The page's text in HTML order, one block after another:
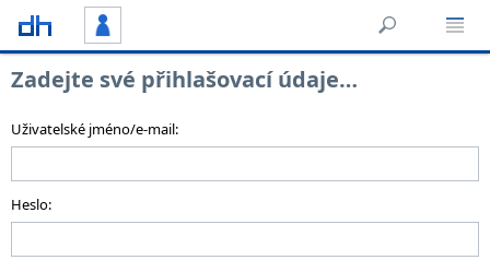
Zadejte své přihlašovací údaje…
Uživatelské jméno/e-mail:
Heslo: